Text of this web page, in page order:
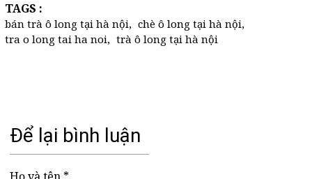
TAGS :
bán trà ô long tại hà nội, chè ô long tại hà nội,
tra o long tai ha noi, trà ô long tại hà nội
Để lại bình luận